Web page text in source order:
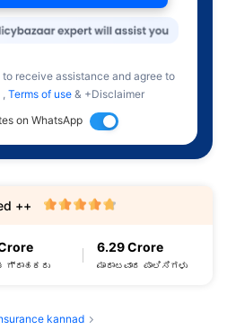
receive assistance and agree to
, Terms of use & +Disclaimer
on WhatsApp
ಗ್ರಾಹಕರು
6.29 Crore
ಮಾರಾಟವಾದ ಪಾಲಿಸಿಗಳು
++
kannad